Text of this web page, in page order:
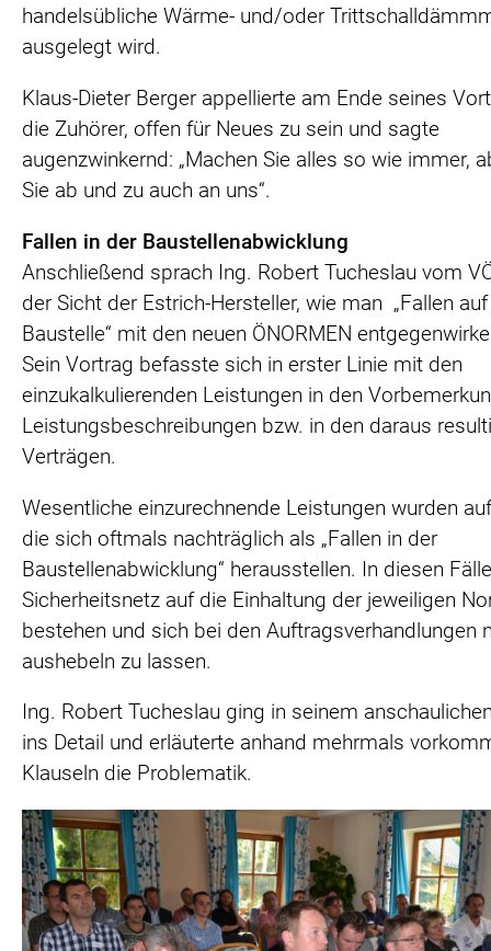
handelsübliche Wärme- und/oder
ausgelegt wird.
Klaus-Dieter Berger appellierte am Ende seines
die Zuhörer, offen für Neues zu sein und sagte
augenzwinkernd: „Machen Sie alles so wie immer,
Sie ab und zu auch an uns“.
Fallen in der Baustellenabwicklung
Anschließend sprach Ing. Robert Tucheslau vom
der Sicht der Estrich-Hersteller, wie man „Fallen
Baustelle“ mit den neuen ÖNORMEN
Sein Vortrag befasste sich in erster Linie mit den
einzukalkulierenden Leistungen in den
Leistungsbeschreibungen bzw. in den daraus
Verträgen.
Wesentliche einzurechnende Leistungen wurden
die sich oftmals nachträglich als „Fallen in der
Baustellenabwicklung“ herausstellen. In diesen
Sicherheitsnetz auf die Einhaltung der jeweiligen
bestehen und sich bei den Auftragsverhandlungen
aushebeln zu lassen.
Ing. Robert Tucheslau ging in seinem
ins Detail und erläuterte anhand mehrmals
Klauseln die Problematik.